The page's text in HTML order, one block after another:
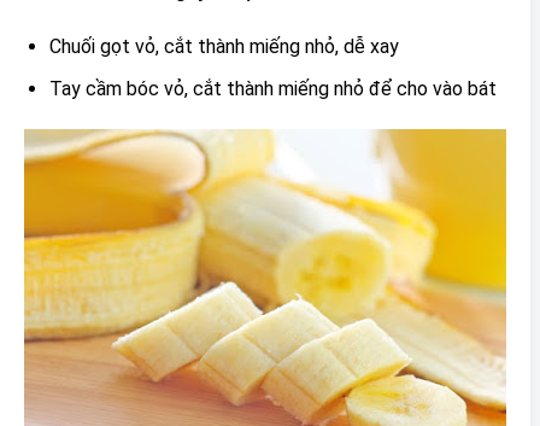
Chuối gọt vỏ, cắt thành miếng nhỏ, dễ xay
Tay cầm bóc vỏ, cắt thành miếng nhỏ để cho vào bát